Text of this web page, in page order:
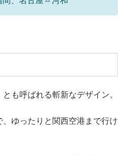
も呼ばれる斬新なデザイン。
ゆったりと関西空港まで行け